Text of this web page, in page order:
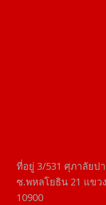
ที่อยู่​ 3/531​ ศุภาลัยป
ซ.พหลโยธิน​ 21​ แขว
10900